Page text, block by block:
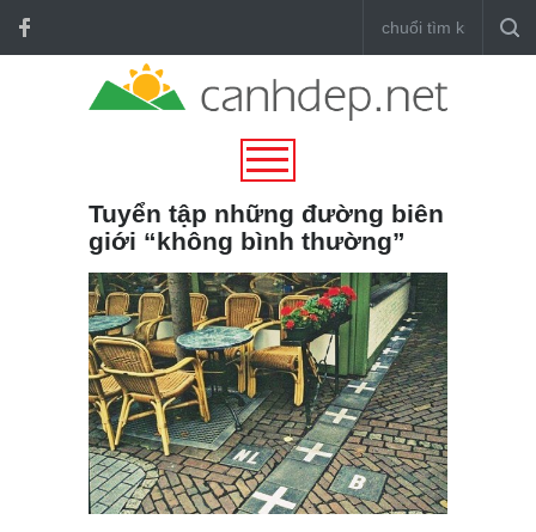
Tuyển tập những đường biên
giới “không bình thường”